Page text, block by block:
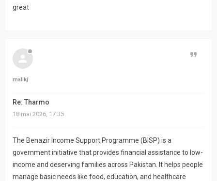
great
malikj
Re: Tharmo
Citer
18 mai 2026, 17:35
The Benazir Income Support Programme (BISP) is a
government initiative that provides financial assistance to low-
income and deserving families across Pakistan. It helps people
manage basic needs like food, education, and healthcare